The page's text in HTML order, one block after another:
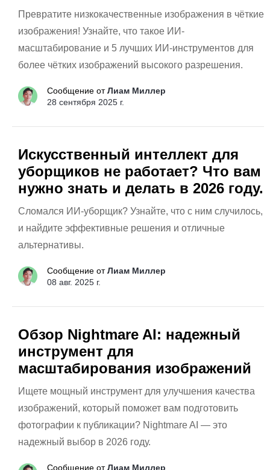
Превратите низкокачественные изображения в чёткие
изображения! Узнайте, что такое ИИ-
масштабирование и 5 лучших ИИ-инструментов для
более чётких изображений высокого разрешения.
Сообщение отЛиам Миллер
28 сентября 2025 г.
Искусственный интеллект для
уборщиков не работает? Что вам
нужно знать и делать в 2026 году.
Сломался ИИ-уборщик? Узнайте, что с ним случилось,
и найдите эффективные решения и отличные
альтернативы.
Сообщение отЛиам Миллер
08 авг. 2025 г.
Обзор Nightmare AI: надежный
инструмент для
масштабирования изображений
Ищете мощный инструмент для улучшения качества
изображений, который поможет вам подготовить
фотографии к публикации? Nightmare AI — это
надежный выбор в 2026 году.
Сообщение отЛиам Миллер